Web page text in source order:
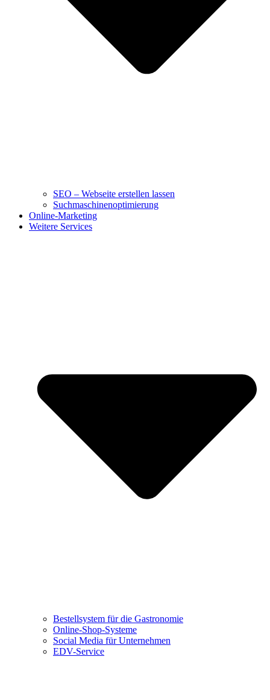
SEO – Webseite erstellen lassen
Suchmaschinenoptimierung
Online-Marketing
Weitere Services
Bestellsystem für die Gastronomie
Online-Shop-Systeme
Social Media für Unternehmen
EDV-Service